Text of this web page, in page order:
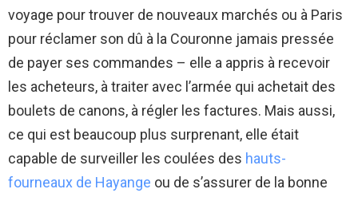
voyage pour trouver de nouveaux marchés ou à Paris
pour réclamer son dû à la Couronne jamais pressée
de payer ses commandes – elle a appris à recevoir
les acheteurs, à traiter avec l’armée qui achetait des
boulets de canons, à régler les factures. Mais aussi,
ce qui est beaucoup plus surprenant, elle était
capable de surveiller les coulées des hauts-
fourneaux de Hayange ou de s’assurer de la bonne